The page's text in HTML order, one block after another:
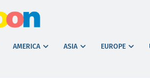
AMERICA ASIA EUROPE